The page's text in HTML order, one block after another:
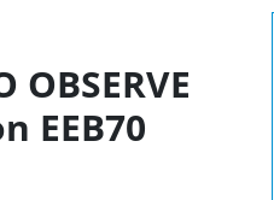
OBSERVE
EEB70